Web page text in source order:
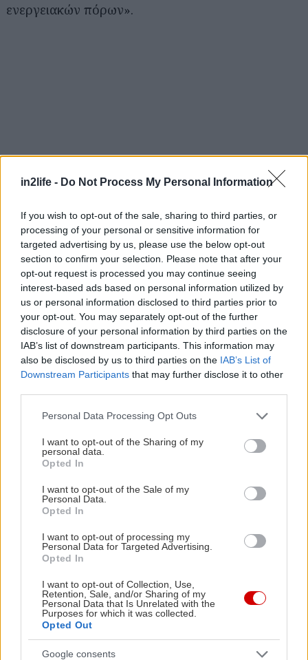
in2life - Do Not Process My Personal Information
If you wish to opt-out of the sale, sharing to third parties, or
processing of your personal or sensitive information for
targeted advertising by us, please use the below opt-out
section to confirm your selection. Please note that after your
opt-out request is processed you may continue seeing
interest-based ads based on personal information utilized by
us or personal information disclosed to third parties prior to
your opt-out. You may separately opt-out of the further
disclosure of your personal information by third parties on the
IAB’s list of downstream participants. This information may
also be disclosed by us to third parties on the IAB’s List of
Downstream Participants that may further disclose it to other
Please note that this website/app uses one or more Google
not limited to your visit or usage behaviour. You may click to
grant or deny consent to Google and its third-party tags to
use your data for below specified purposes in below Google
consent section.
Personal Data Processing Opt Outs
I want to opt-out of the Sharing of my
personal data.
Opted In
I want to opt-out of the Sale of my
Personal Data.
Opted In
I want to opt-out of processing my
Personal Data for Targeted Advertising.
Opted In
I want to opt-out of Collection, Use,
Retention, Sale, and/or Sharing of my
Personal Data that Is Unrelated with the
Purposes for which it was collected.
Opted Out
Google consents
ενεργειακών πόρων».
Διαβάστε επίσης
για...